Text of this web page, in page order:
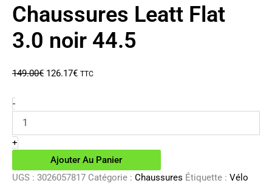
Chaussures Leatt Flat
3.0 noir 44.5
149.00€ Le
126.17€Le
TTC
-quantité
de
Chaussures
Leatt
Flat
noir
+
Ajouter Au Panier
UGS : 3026057817 Catégorie : Chaussures Étiquette : Vélo